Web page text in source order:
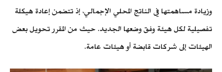
وزيادة مساهمتها في الناتج المحلي الإجمالي، إذ تتضمن إعادة هيكلة
تفصيلية لكل هيئة وفق وضعها الجديد. حيث من المقرر تحويل بعض
الهيئات إلى شركات قابضة أو هيئات عامة.